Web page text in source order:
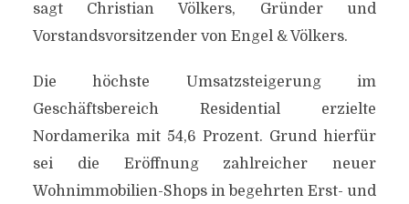
sagt Christian Völkers, Gründer und
Vorstandsvorsitzender von Engel & Völkers.
Die höchste Umsatzsteigerung im
Geschäftsbereich Residential erzielte
Nordamerika mit 54,6 Prozent. Grund hierfür
sei die Eröffnung zahlreicher neuer
Wohnimmobilien-Shops in begehrten Erst- und